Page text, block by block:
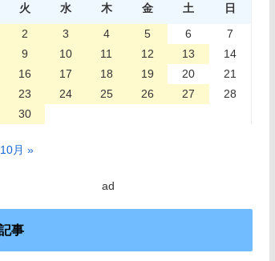
火 水 木 金 土
日
2 3 4 5 6
7
9 10 11 12 13
14
16 17 18 19 20
21
23 24 25 26 27
28
30
10月 »
ad
事